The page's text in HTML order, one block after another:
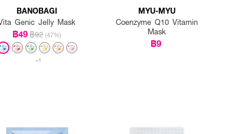
BANOBAGI
Genic Jelly Mask
฿49฿92 (47%)
+1
MYU-MYU
Coenzyme Q10 Vitamin
Mask
฿9